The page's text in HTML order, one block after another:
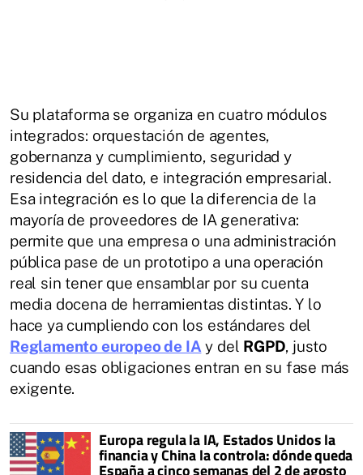
Su plataforma se organiza en cuatro módulos
integrados: orquestación de agentes,
gobernanza y cumplimiento, seguridad y
residencia del dato, e integración empresarial.
Esa integración es lo que la diferencia de la
mayoría de proveedores de IA generativa:
permite que una empresa o una administración
pública pase de un prototipo a una operación
real sin tener que ensamblar por su cuenta
media docena de herramientas distintas. Y lo
hace ya cumpliendo con los estándares del
Reglamento europeo de IA y del RGPD, justo
cuando esas obligaciones entran en su fase más
exigente.
Europa regula la IA, Estados Unidos la
financia y China la controla: dónde queda